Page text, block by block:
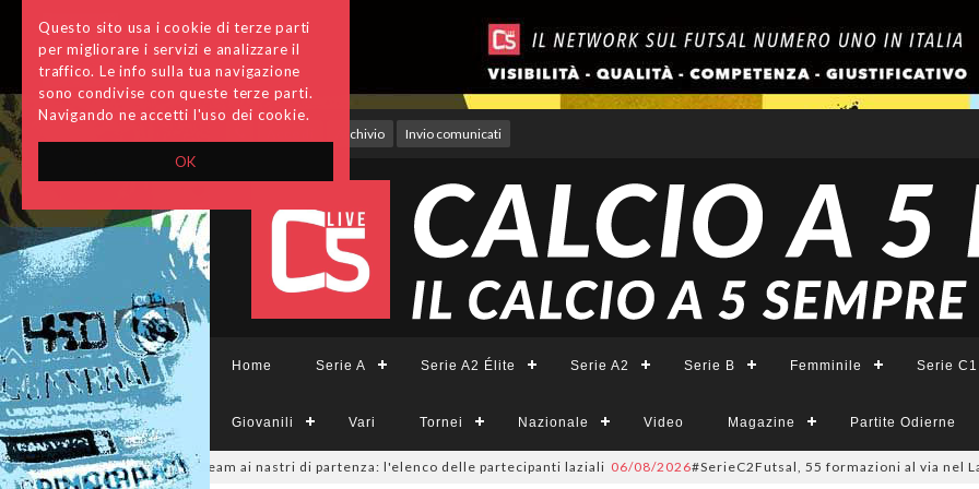
OK
Questo sito usa i cookie di terze parti
per migliorare i servizi e analizzare il
traffico. Le info sulla tua navigazione
sono condivise con queste terze parti.
Navigando ne accetti l'uso dei cookie.
Archivio Invio comunicati
Home Serie A Serie A2 Élite Serie A2 Serie B Femminile Serie C1
Giovanili Vari Tornei Nazionale Video Magazine Partite Odierne
sono 14 i team ai nastri di partenza: l'elenco delle partecipanti laziali 06/08/2026#SerieC2Futsal, 55 formazioni al via nel